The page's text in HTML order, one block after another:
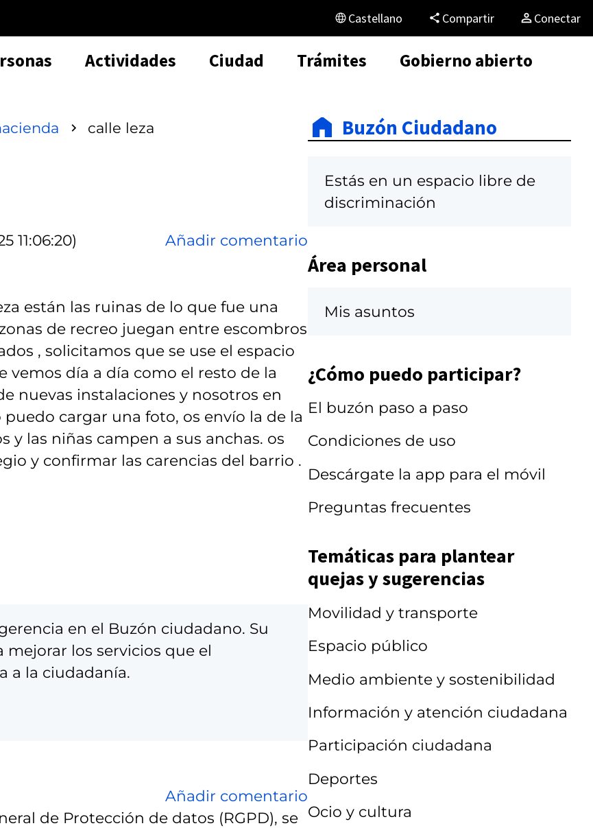
Castellano Compartir Conectar
Actividades Ciudad Trámites Gobierno abierto
calle leza
11:06:20) Añadir comentario
están las ruinas de lo que fue una
de recreo juegan entre escombros
, solicitamos que se use el espacio
día a día como el resto de la
nuevas instalaciones y nosotros en
cargar una foto, os envío la de la
y las niñas campen a sus anchas. os
y confirmar las carencias del barrio .
en el Buzón ciudadano. Su
los servicios que el
a la ciudadanía.
Añadir comentario
de Protección de datos (RGPD), se
Buzón Ciudadano
Estás en un espacio libre de
discriminación
Área personal
Mis asuntos
¿Cómo puedo participar?
El buzón paso a paso
Condiciones de uso
Descárgate la app para el móvil
Preguntas frecuentes
Temáticas para plantear
quejas y sugerencias
Movilidad y transporte
Espacio público
Medio ambiente y sostenibilidad
Información y atención ciudadana
Participación ciudadana
Deportes
Ocio y cultura